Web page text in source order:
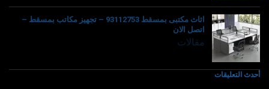
اثاث مكتبى بمسقط 93112753 – تجهيز مكاتب بمسقط –
اتصل الان
مقالات
أحدث التعليقات